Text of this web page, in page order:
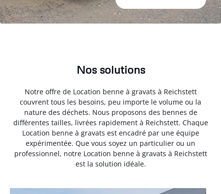
Nos solutions
Notre offre de Location benne à gravats à Reichstett
couvrent tous les besoins, peu importe le volume ou la
nature des déchets. Nous proposons des bennes de
différentes tailles, livrées rapidement à Reichstett. Chaque
Location benne à gravats est encadré par une équipe
expérimentée. Que vous soyez un particulier ou un
professionnel, notre Location benne à gravats à Reichstett
est la solution idéale.